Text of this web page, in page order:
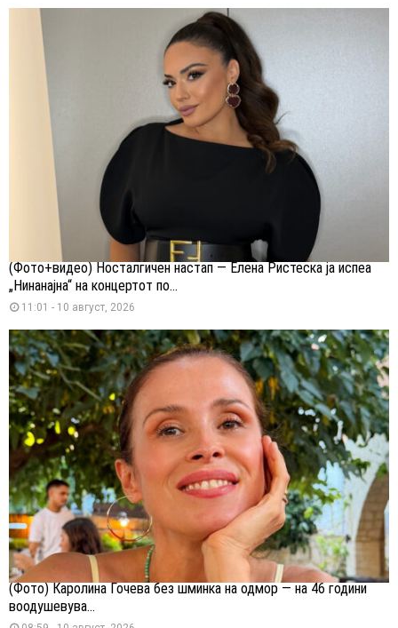
(Фото+видео) Носталгичен настап — Елена Ристеска ја испеа
„Нинанајна“ на концертот по...
11:01 - 10 август, 2026
(Фото) Каролина Гочева без шминка на одмор — на 46 години
воодушевува...